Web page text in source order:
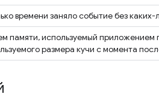
времени заняло событие без
памяти, используемый приложением
размера кучи с момента